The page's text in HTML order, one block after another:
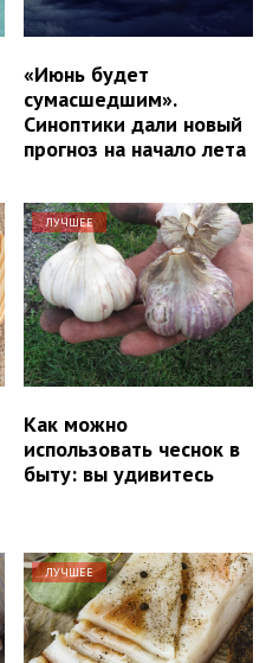
«Июнь будет
сумасшедшим».
Синоптики дали новый
прогноз на начало лета
ЛУЧШЕЕ
Как можно
использовать чеснок в
быту: вы удивитесь
ЛУЧШЕЕ